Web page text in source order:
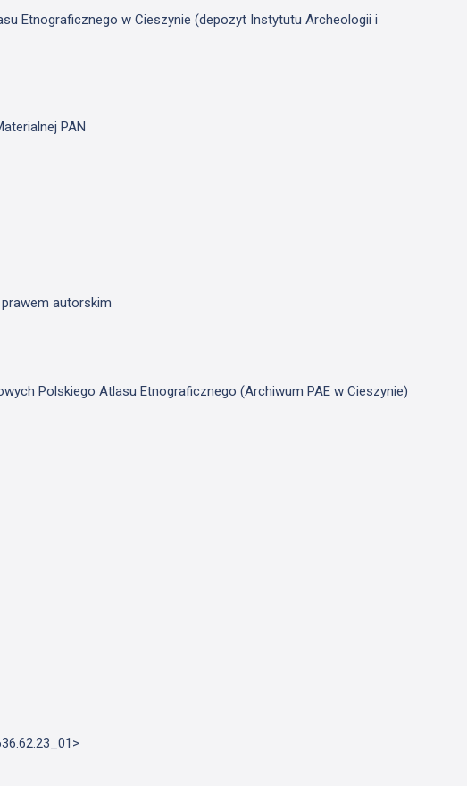
Etnograficznego w Cieszynie (depozyt Instytutu Archeologii i
PAN
autorskim
Polskiego Atlasu Etnograficznego (Archiwum PAE w Cieszynie)